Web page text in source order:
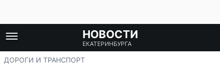
НОВОСТИ
ЕКАТЕРИНБУРГА
ДОРОГИ И ТРАНСПОРТ